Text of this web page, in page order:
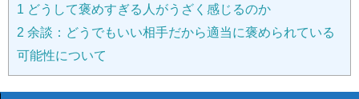
1 どうして褒めすぎる人がうざく感じるのか
2 余談：どうでもいい相手だから適当に褒められている
可能性について